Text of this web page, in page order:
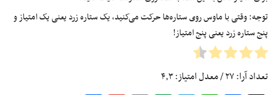
توجه: وقتی با ماوس روی ستاره‌ها حرکت می‌کنید، یک ستاره زرد یعنی یک امتیاز و
پنج ستاره زرد یعنی پنج امتیاز!
تعداد آرا:۲۷/ معدل امتیاز:۴٫۳